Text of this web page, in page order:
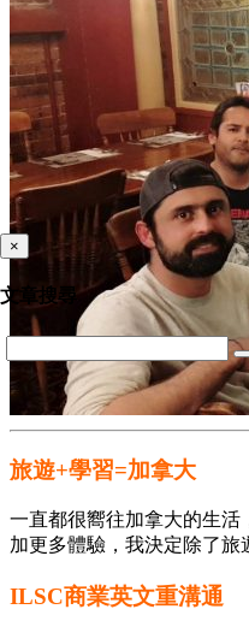
旅遊+學習=加拿大
一直都很嚮往加拿大的生活
加更多體驗，我決定除了旅
ILSC商業英文重溝通
×
文章搜尋